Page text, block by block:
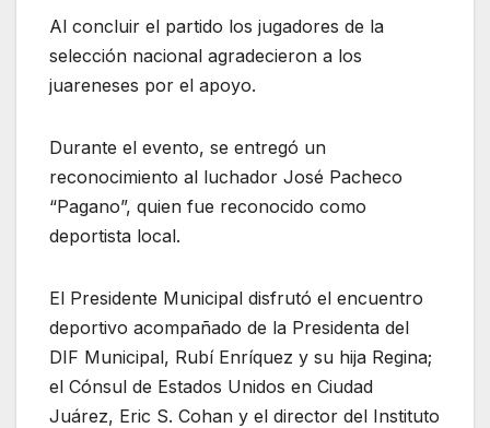
Al concluir el partido los jugadores de la
selección nacional agradecieron a los
juareneses por el apoyo.
Durante el evento, se entregó un
reconocimiento al luchador José Pacheco
“Pagano”, quien fue reconocido como
deportista local.
El Presidente Municipal disfrutó el encuentro
deportivo acompañado de la Presidenta del
DIF Municipal, Rubí Enríquez y su hija Regina;
el Cónsul de Estados Unidos en Ciudad
Juárez, Eric S. Cohan y el director del Instituto